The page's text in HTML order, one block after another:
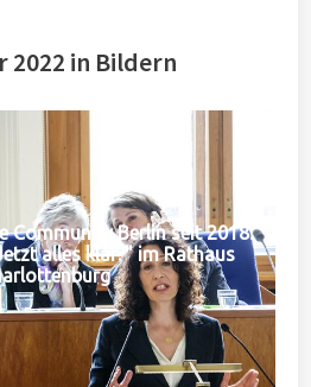
2022 in Bildern
Community Berlin seit 2018:
alles klar?" im Rathaus